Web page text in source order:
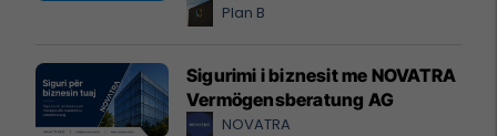
Plan B
Sigurimi i biznesit me NOVATRA
Vermögensberatung AG
NOVATRA